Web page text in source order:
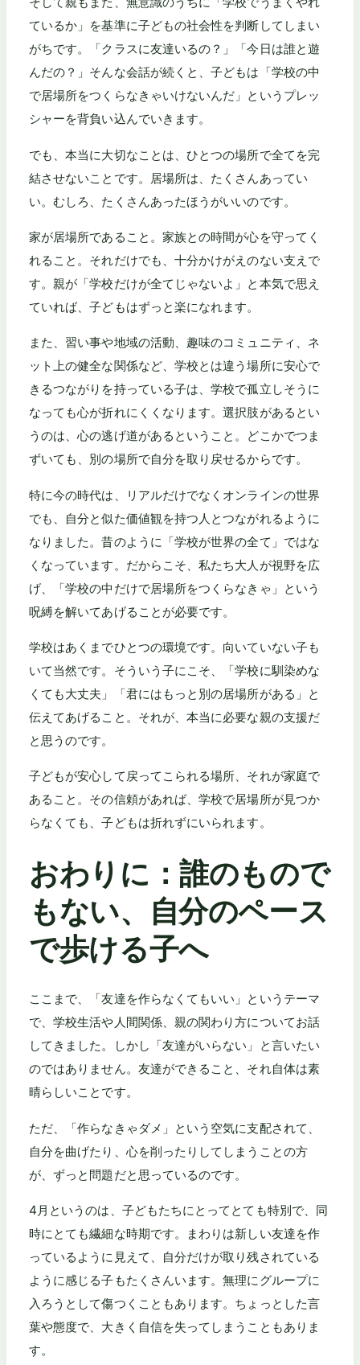
ているか」を基準に子どもの社会性を判断してしまい
がちです。「クラスに友達いるの？」「今日は誰と遊
んだの？」そんな会話が続くと、子どもは「学校の中
で居場所をつくらなきゃいけないんだ」というプレッ
シャーを背負い込んでいきます。
でも、本当に大切なことは、ひとつの場所で全てを完
結させないことです。居場所は、たくさんあってい
い。むしろ、たくさんあったほうがいいのです。
家が居場所であること。家族との時間が心を守ってく
れること。それだけでも、十分かけがえのない支えで
す。親が「学校だけが全てじゃないよ」と本気で思え
ていれば、子どもはずっと楽になれます。
また、習い事や地域の活動、趣味のコミュニティ、ネ
ット上の健全な関係など、学校とは違う場所に安心で
きるつながりを持っている子は、学校で孤立しそうに
なっても心が折れにくくなります。選択肢があるとい
うのは、心の逃げ道があるということ。どこかでつま
ずいても、別の場所で自分を取り戻せるからです。
特に今の時代は、リアルだけでなくオンラインの世界
でも、自分と似た価値観を持つ人とつながれるように
なりました。昔のように「学校が世界の全て」ではな
くなっています。だからこそ、私たち大人が視野を広
げ、「学校の中だけで居場所をつくらなきゃ」という
呪縛を解いてあげることが必要です。
学校はあくまでひとつの環境です。向いていない子も
いて当然です。そういう子にこそ、「学校に馴染めな
くても大丈夫」「君にはもっと別の居場所がある」と
伝えてあげること。それが、本当に必要な親の支援だ
と思うのです。
子どもが安心して戻ってこられる場所、それが家庭で
あること。その信頼があれば、学校で居場所が見つか
らなくても、子どもは折れずにいられます。
おわりに：誰のもので
もない、自分のペース
で歩ける子へ
ここまで、「友達を作らなくてもいい」というテーマ
で、学校生活や人間関係、親の関わり方についてお話
してきました。しかし「友達がいらない」と言いたい
のではありません。友達ができること、それ自体は素
晴らしいことです。
ただ、「作らなきゃダメ」という空気に支配されて、
自分を曲げたり、心を削ったりしてしまうことの方
が、ずっと問題だと思っているのです。
4月というのは、子どもたちにとってとても特別で、同
時にとても繊細な時期です。まわりは新しい友達を作
っているように見えて、自分だけが取り残されている
ように感じる子もたくさんいます。無理にグループに
入ろうとして傷つくこともあります。ちょっとした言
葉や態度で、大きく自信を失ってしまうこともありま
す。